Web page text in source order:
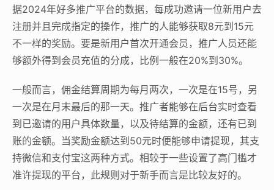
据2024年好多推广平台的数据，每成功邀请一位新用户去
注册并且完成指定的操作，推广的人能够获取8元到15元
不一样的奖励。要是新用户首次开通会员，推广人员还能
够额外得到会员充值的分成，比例一般在20%到30%。
一般而言，佣金结算周期为每月两次，一次是在15号，另
一次是在月末最后的那一天。推广者能够在后台实时查看
到已邀请的用户具体数量，以及待结算的金额，还有已到
账的金额。当奖励金额达到50元时便能够申请提现，其支
持微信和支付宝这两种方式。相较于一些设置了高门槛才
准许提现的平台，此规则对于新手而言是比较友好的。